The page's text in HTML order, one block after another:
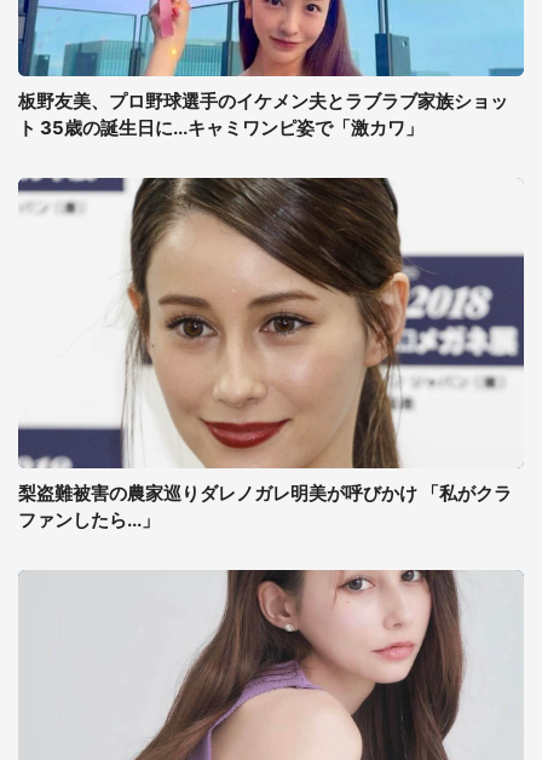
板野友美、プロ野球選手のイケメン夫とラブラブ家族ショッ
ト 35歳の誕生日に...キャミワンピ姿で「激カワ」
梨盗難被害の農家巡りダレノガレ明美が呼びかけ 「私がクラ
ファンしたら...」